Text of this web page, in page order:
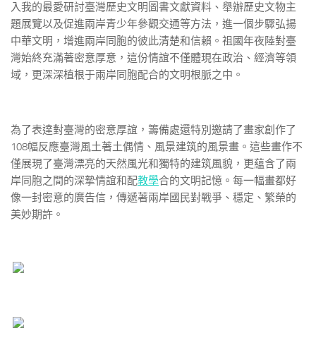
入我的最愛研討臺灣歷史文明圖書文獻資料、舉辦歷史文物主
題展覽以及促進兩岸青少年參觀交通等方法，進一個步驟弘揚
中華文明，增進兩岸同胞的彼此清楚和信賴。祖國年夜陸對臺
灣始終充滿著密意厚意，這份情誼不僅體現在政治、經濟等領
域，更深深植根于兩岸同胞配合的文明根脈之中。
為了表達對臺灣的密意厚誼，籌備處還特別邀請了畫家創作了
108幅反應臺灣風土著土偶情、風景建筑的風景畫。這些畫作不
僅展現了臺灣漂亮的天然風光和獨特的建筑風貌，更蘊含了兩
岸同胞之間的深摯情誼和配教學合的文明記憶。每一幅畫都好
像一封密意的廣告信，傳遞著兩岸國民對戰爭、穩定、繁榮的
美妙期許。